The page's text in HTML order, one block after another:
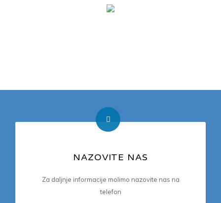
NAZOVITE NAS
Za daljnje informacije molimo nazovite nas na
telefon
TELEFON
+385 (0)21 619 063; +385 (0)98 603 467